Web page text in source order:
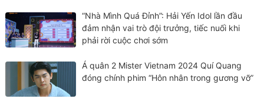
“Nhà Mình Quá Đỉnh”: Hải Yến Idol lần đầu
đảm nhận vai trò đội trưởng, tiếc nuối khi
phải rời cuộc chơi sớm
Á quân 2 Mister Vietnam 2024 Quí Quang
đóng chính phim “Hôn nhân trong gương vỡ”